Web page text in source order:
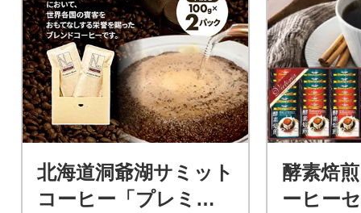
北海道洞爺湖サミット
コーヒー「プレミア
酵素焙
ーヒー